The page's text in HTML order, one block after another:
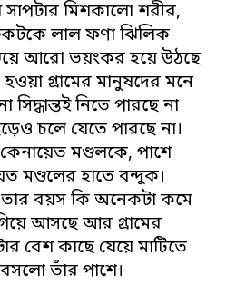
সাপটার মিশকালো শরীর,
লাল ফণা ঝিলিক
আরো ভয়ংকর হয়ে উঠছে
গ্রামের মানুষদের মনে
নিতে পারছে না
চলে যেতে পারছে না।
মণ্ডলকে, পাশে
মণ্ডলের হাতে বন্দুক।
তার বয়স কি অনেকটা কমে
আসছে আর গ্রামের
বেশ কাছে যেয়ে মাটিতে
তাঁর পাশে।